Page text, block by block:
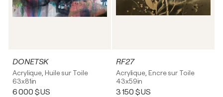
DONETSK
Acrylique, Huile sur Toile
63x81in
6 000 $US
RF27
Acrylique, Encre sur Toile
43x59in
3 150 $US